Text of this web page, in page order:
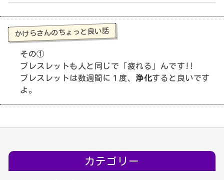
かけらさんのちょっと良い話
その①
ブレスレットも人と同じで「疲れる」んです!!
ブレスレットは数週間に１度、 浄化すると良いです
よ。
カテゴリー